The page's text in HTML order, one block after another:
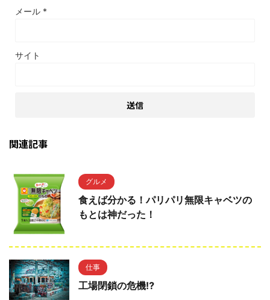
メール *
サイト
関連記事
グルメ
食えば分かる！パリパリ無限キャベツの
もとは神だった！
仕事
工場閉鎖の危機⁉